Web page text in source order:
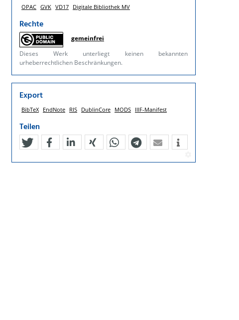
OPAC GVK VD17 Digitale Bibliothek MV
Rechte
gemeinfrei
Dieses Werk unterliegt keinen bekannten
urheberrechtlichen Beschränkungen.
Export
BibTeX EndNote RIS DublinCore MODS IIIF-Manifest
Teilen